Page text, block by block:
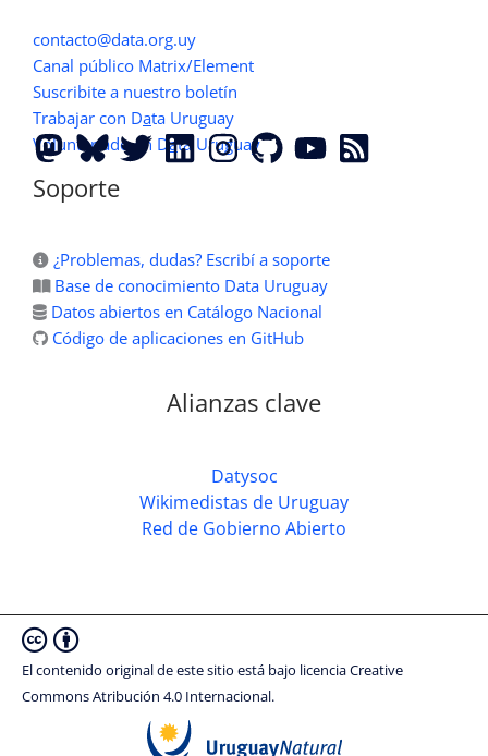
contacto@data.org.uy
Canal público Matrix/Element
Suscribite a nuestro boletín
Trabajar con Data Uruguay
Voluntariado en Data Uruguay
Soporte
¿Problemas, dudas? Escribí a soporte
Base de conocimiento Data Uruguay
Datos abiertos en Catálogo Nacional
Código de aplicaciones en GitHub
Alianzas clave
Datysoc
Wikimedistas de Uruguay
Red de Gobierno Abierto
El contenido original de este sitio está bajo licencia Creative
Commons Atribución 4.0 Internacional.